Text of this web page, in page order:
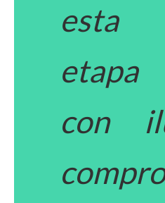
esta
con